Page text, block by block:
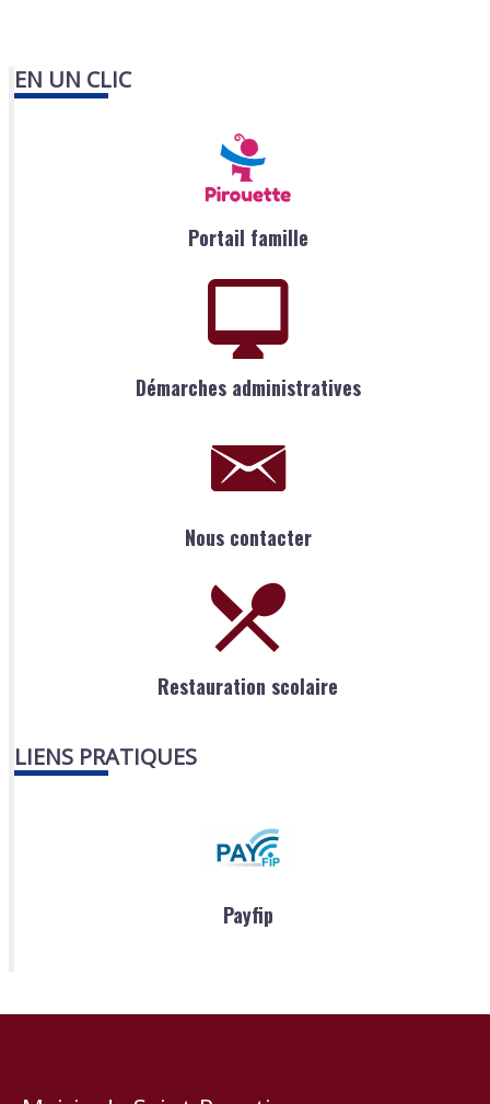
EN UN CLIC
Portail famille
Démarches administratives
Nous contacter
Restauration scolaire
LIENS PRATIQUES
Payfip